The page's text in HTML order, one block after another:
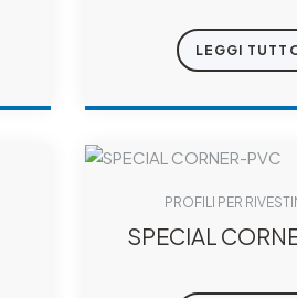
LEGGI
PROFILI PER
SPECIAL